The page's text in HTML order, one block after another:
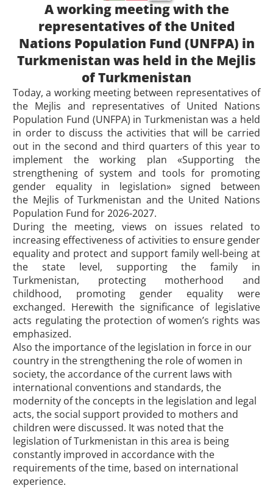
A working meeting with the
representatives of the United
Nations Population Fund (UNFPA) in
Turkmenistan was held in the Mejlis
of Turkmenistan
Today, a working meeting between representatives of
the Mejlis and representatives of United Nations
Population Fund (UNFPA) in Turkmenistan was a held
in order to discuss the activities that will be carried
out in the second and third quarters of this year to
implement the working plan «Supporting the
strengthening of system and tools for promoting
gender equality in legislation» signed between
the Mejlis of Turkmenistan and the United Nations
Population Fund for2026-2027.
During the meeting, views on issues related to
increasing effectiveness of activities to ensure gender
equality and protect and support family well-being at
the state level, supporting the family in
Turkmenistan, protecting motherhood and
childhood, promoting gender equality were
exchanged. Herewith the significance of legislative
acts regulating the protection of women’s rights was
emphasized.
Also the importance of the legislation in force in our
country in the strengthening the role of women in
society, the accordance of the current laws with
international conventions and standards, the
modernity of the concepts in the legislation and legal
acts, the social support provided to mothers and
children were discussed. It was noted that the
legislation of Turkmenistan in this area is being
constantly improved in accordance with the
requirements of the time, based on international
experience.